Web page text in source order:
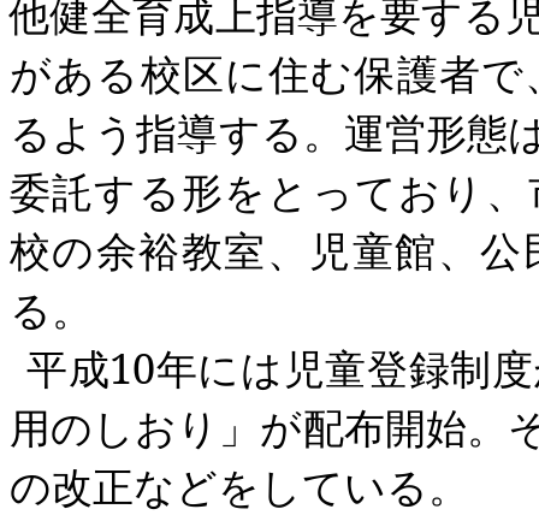
他健全育成上指導を要する
がある校区に住む保護者
るよう指導する。運営形態
委託する形をとっており
校の余裕教室、児童館、
る。
平成10年には児童登録制
用のしおり」が配布開始。
の改正などをしている。